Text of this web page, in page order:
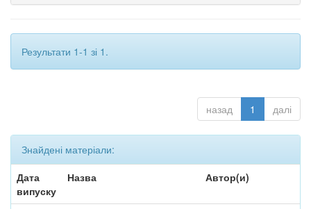
Результати 1-1 зі 1.
назад 1 далі
Знайдені матеріали:
Дата
випуску
Назва Автор(и)